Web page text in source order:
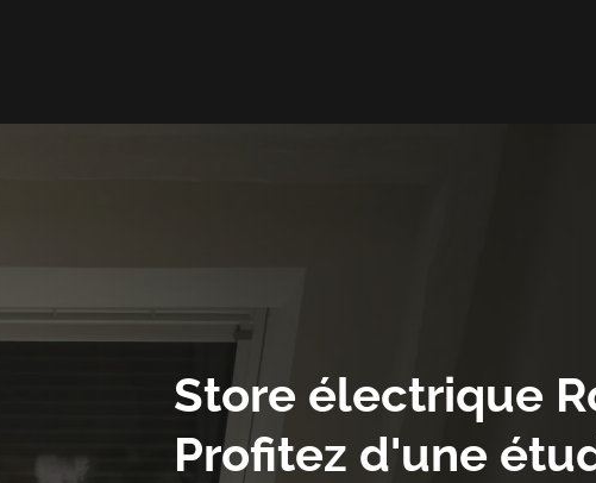
Store électrique
Profitez d'une